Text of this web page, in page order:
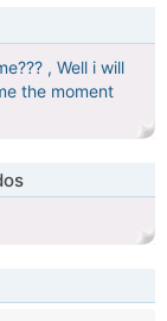
, Well i will
the moment